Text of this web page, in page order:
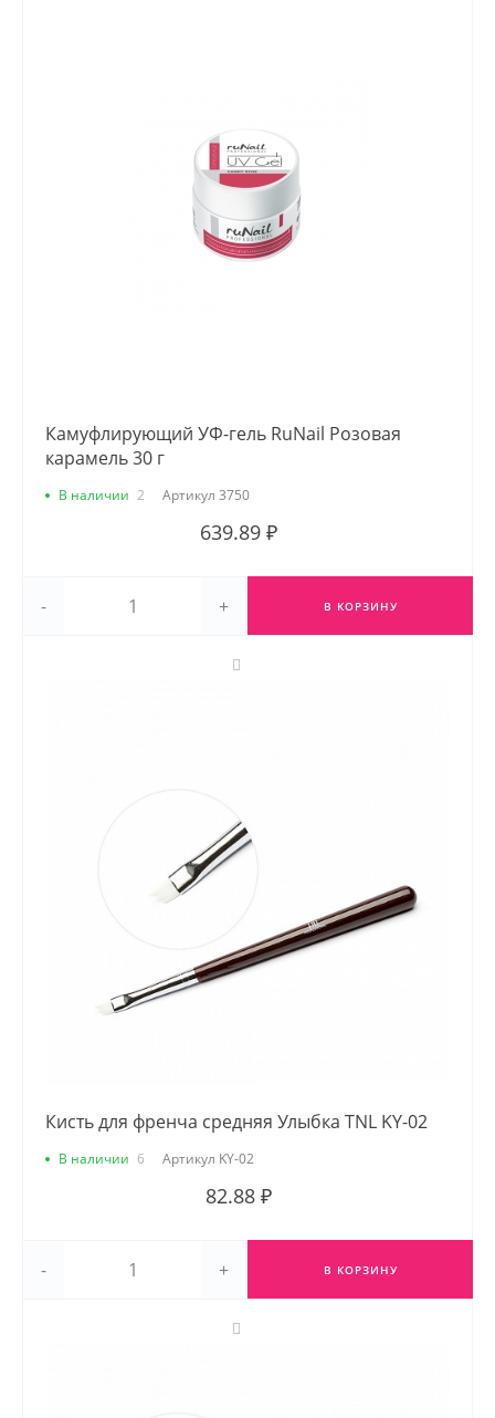
Камуфлирующий УФ-гель RuNail Розовая
карамель 30 г
В наличии 2 Артикул 3750
639.89 ₽
- + В КОРЗИНУ
Кисть для френча средняя Улыбка TNL KY-02
В наличии 6 Артикул KY-02
82.88 ₽
- + В КОРЗИНУ